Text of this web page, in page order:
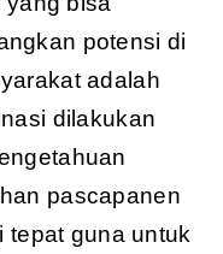
potensi di
adalah
dilakukan
pascapanen
tepat guna untuk